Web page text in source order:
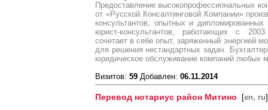
Предоставление высокопрофессиональных
от «Русской Консалтинговой Компании»
консультантов, опытных и
юрист-консультантов, работающих с
сочетает в себе опыт, заряженный энергией
для решения нестандартных задач.
юридическое обслуживание компаний любых
Визитов: 59 Добавлен: 06.11.2014
Перевод нотариус район Митино [en, ru]